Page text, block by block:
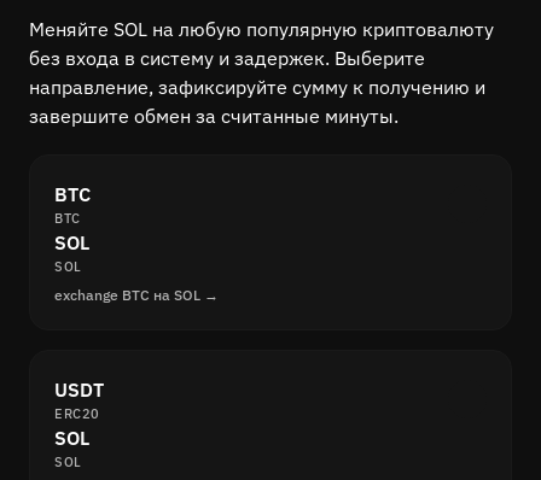
Меняйте SOL на любую популярную криптовалюту
без входа в систему и задержек. Выберите
направление, зафиксируйте сумму к получению и
завершите обмен за считанные минуты.
BTC
BTC
SOL
SOL
exchange BTC на SOL →
USDT
ERC20
SOL
SOL